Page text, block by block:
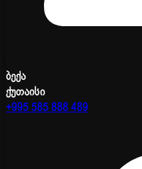
ბექა
ქუთაისი
+995 585 888 489